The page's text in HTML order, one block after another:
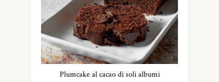
Plumcake al cacao di soli albumi